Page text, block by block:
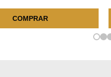
COMPRAR